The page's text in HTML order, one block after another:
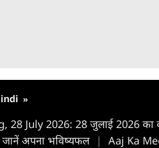
»
28 July 2026: 28 जुलाई 2026 का
अपना भविष्यफल | Aaj Ka